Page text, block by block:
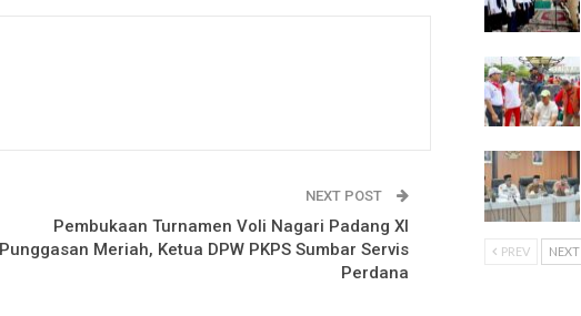
NEXT POST
Pembukaan Turnamen Voli Nagari Padang XI
Punggasan Meriah, Ketua DPW PKPS Sumbar Servis
Perdana
PREV NEXT